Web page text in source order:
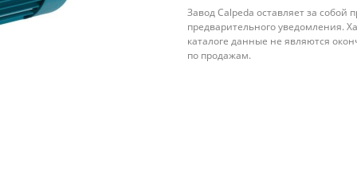
Завод Calpeda оставляет за собой
предварительного уведомления.
каталоге данные не являются
по продажам.